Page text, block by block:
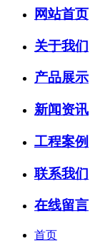
网站首页
关于我们
产品展示
新闻资讯
工程案例
联系我们
在线留言
首页